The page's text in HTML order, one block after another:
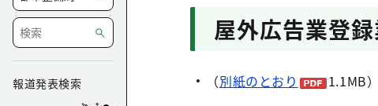
報道発表検索
屋外広告業登
（別紙のとおり 1.1MB）